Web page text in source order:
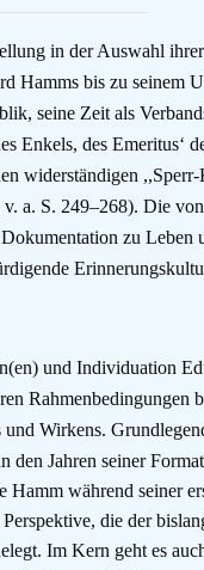
in der Auswahl
Hamms bis zu seinem
seine Zeit als
Enkels, des Emeritus‘
widerständigen
a. S. 249–268). Die
zu Leben
und Individuation
Rahmenbedingungen
und Wirkens.
den Jahren seiner
während seiner
die der
Im Kern geht es